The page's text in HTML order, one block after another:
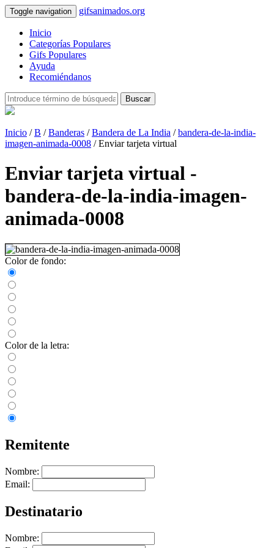
Toggle navigation gifsanimados.org
Inicio
Categorías Populares
Gifs Populares
Ayuda
Recomiéndanos
Buscar
Inicio /B /Banderas /Bandera de La India /bandera-de-la-india-
imagen-animada-0008 / Enviar tarjeta virtual
Enviar tarjeta virtual -
bandera-de-la-india-imagen-
animada-0008
Color de fondo:
Color de la letra:
Remitente
Nombre:
Email:
Destinatario
Nombre: